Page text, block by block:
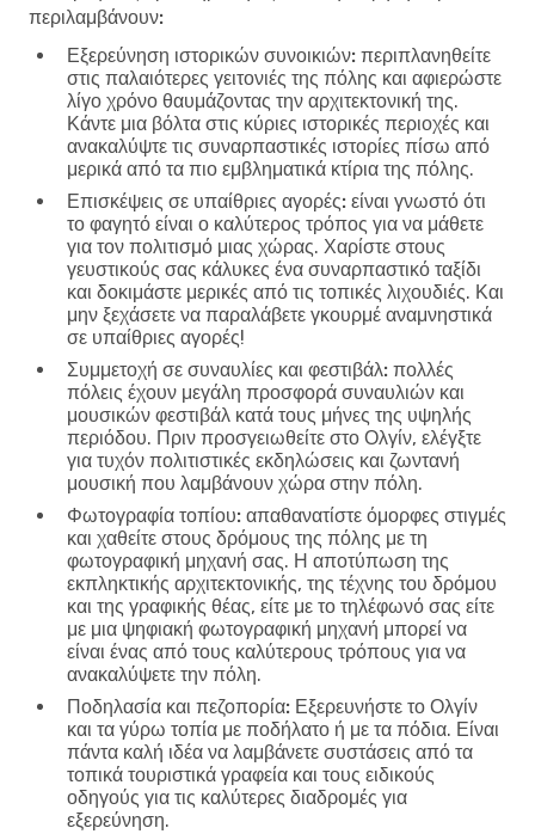
περιλαμβάνουν:
Εξερεύνηση ιστορικών συνοικιών: περιπλανηθείτε
στις παλαιότερες γειτονιές της πόλης και αφιερώστε
λίγο χρόνο θαυμάζοντας την αρχιτεκτονική της.
Κάντε μια βόλτα στις κύριες ιστορικές περιοχές και
ανακαλύψτε τις συναρπαστικές ιστορίες πίσω από
μερικά από τα πιο εμβληματικά κτίρια της πόλης.
Επισκέψεις σε υπαίθριες αγορές: είναι γνωστό ότι
το φαγητό είναι ο καλύτερος τρόπος για να μάθετε
για τον πολιτισμό μιας χώρας. Χαρίστε στους
γευστικούς σας κάλυκες ένα συναρπαστικό ταξίδι
και δοκιμάστε μερικές από τις τοπικές λιχουδιές. Και
μην ξεχάσετε να παραλάβετε γκουρμέ αναμνηστικά
σε υπαίθριες αγορές!
Συμμετοχή σε συναυλίες και φεστιβάλ: πολλές
πόλεις έχουν μεγάλη προσφορά συναυλιών και
μουσικών φεστιβάλ κατά τους μήνες της υψηλής
περιόδου. Πριν προσγειωθείτε στο Ολγίν, ελέγξτε
για τυχόν πολιτιστικές εκδηλώσεις και ζωντανή
μουσική που λαμβάνουν χώρα στην πόλη.
Φωτογραφία τοπίου: απαθανατίστε όμορφες στιγμές
και χαθείτε στους δρόμους της πόλης με τη
φωτογραφική μηχανή σας. Η αποτύπωση της
εκπληκτικής αρχιτεκτονικής, της τέχνης του δρόμου
και της γραφικής θέας, είτε με το τηλέφωνό σας είτε
με μια ψηφιακή φωτογραφική μηχανή μπορεί να
είναι ένας από τους καλύτερους τρόπους για να
ανακαλύψετε την πόλη.
Ποδηλασία και πεζοπορία: Εξερευνήστε το Ολγίν
και τα γύρω τοπία με ποδήλατο ή με τα πόδια. Είναι
πάντα καλή ιδέα να λαμβάνετε συστάσεις από τα
τοπικά τουριστικά γραφεία και τους ειδικούς
οδηγούς για τις καλύτερες διαδρομές για
εξερεύνηση.